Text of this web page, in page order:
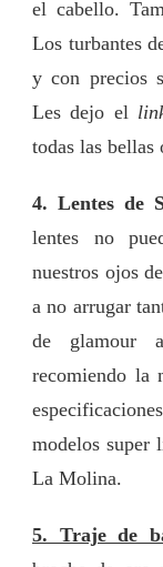
el cabello.
Los turbantes
y con precios
Les dejo el
todas las bellas
4. Lentes de
lentes no
nuestros ojos
a no arrugar
de glamour
recomiendo la
modelos super
La Molina.
5. Traje de